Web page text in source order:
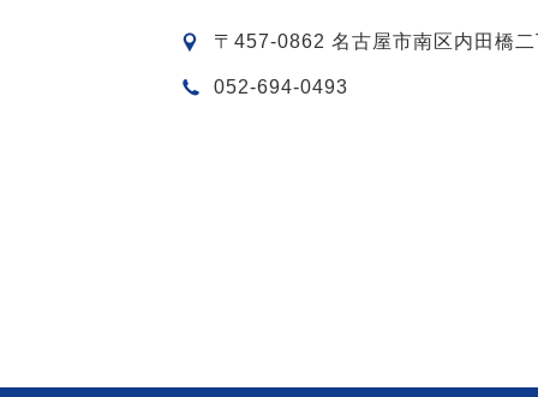
〒457-0862 名古屋市南区内田橋
052-694-0493